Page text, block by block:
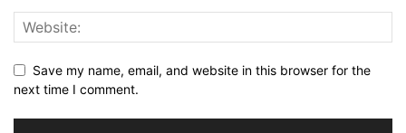
Save my name, email, and website in this browser for the
next time I comment.